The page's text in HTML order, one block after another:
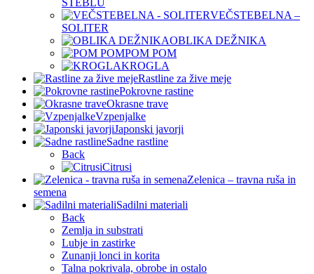
STEBLU
VEČSTEBELNA –
SOLITER
OBLIKA DEŽNIKA
POM POM
KROGLA
Rastline za žive meje
Pokrovne rastine
Okrasne trave
Vzpenjalke
Japonski javorji
Sadne rastline
Back
Citrusi
Zelenica – travna ruša in
semena
Sadilni materiali
Back
Zemlja in substrati
Lubje in zastirke
Zunanji lonci in korita
Talna pokrivala, obrobe in ostalo